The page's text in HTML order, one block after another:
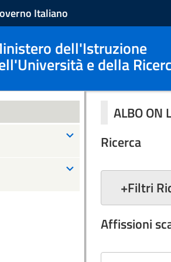
Italiano
dell'Istruzione
e della
ALBO ON
Ricerca
+Filtri
Affissioni